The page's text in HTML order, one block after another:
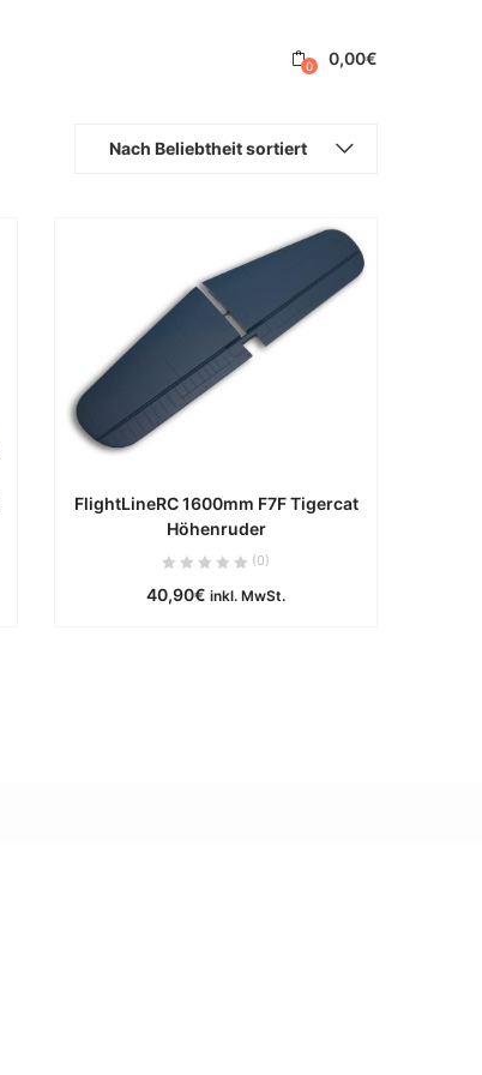
0 0,00€
Nach Beliebtheit sortiert
FlightLineRC 1600mm F7F Tigercat
Höhenruder
(0)
40,90€ inkl. MwSt.
ca. 0 Werktage
IN DEN WARENKORB